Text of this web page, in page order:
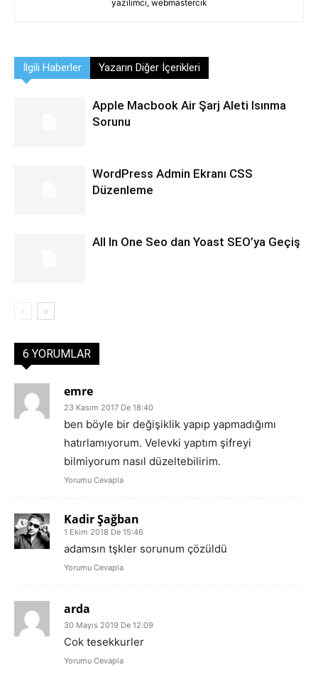
yazılımcı, webmastercık
İlgili Haberler Yazarın Diğer İçerikleri
Apple Macbook Air Şarj Aleti Isınma
Sorunu
WordPress Admin Ekranı CSS
Düzenleme
All In One Seo dan Yoast SEO’ya Geçiş
6 YORUMLAR
emre
23 Kasım 2017 De 18:40
ben böyle bir değişiklik yapıp yapmadığımı
hatırlamıyorum. Velevki yaptım şifreyi
bilmiyorum nasıl düzeltebilirim.
Yorumu Cevapla
Kadir Şağban
1 Ekim 2018 De 15:46
adamsın tşkler sorunum çözüldü
Yorumu Cevapla
arda
30 Mayıs 2019 De 12:09
Cok tesekkurler
Yorumu Cevapla